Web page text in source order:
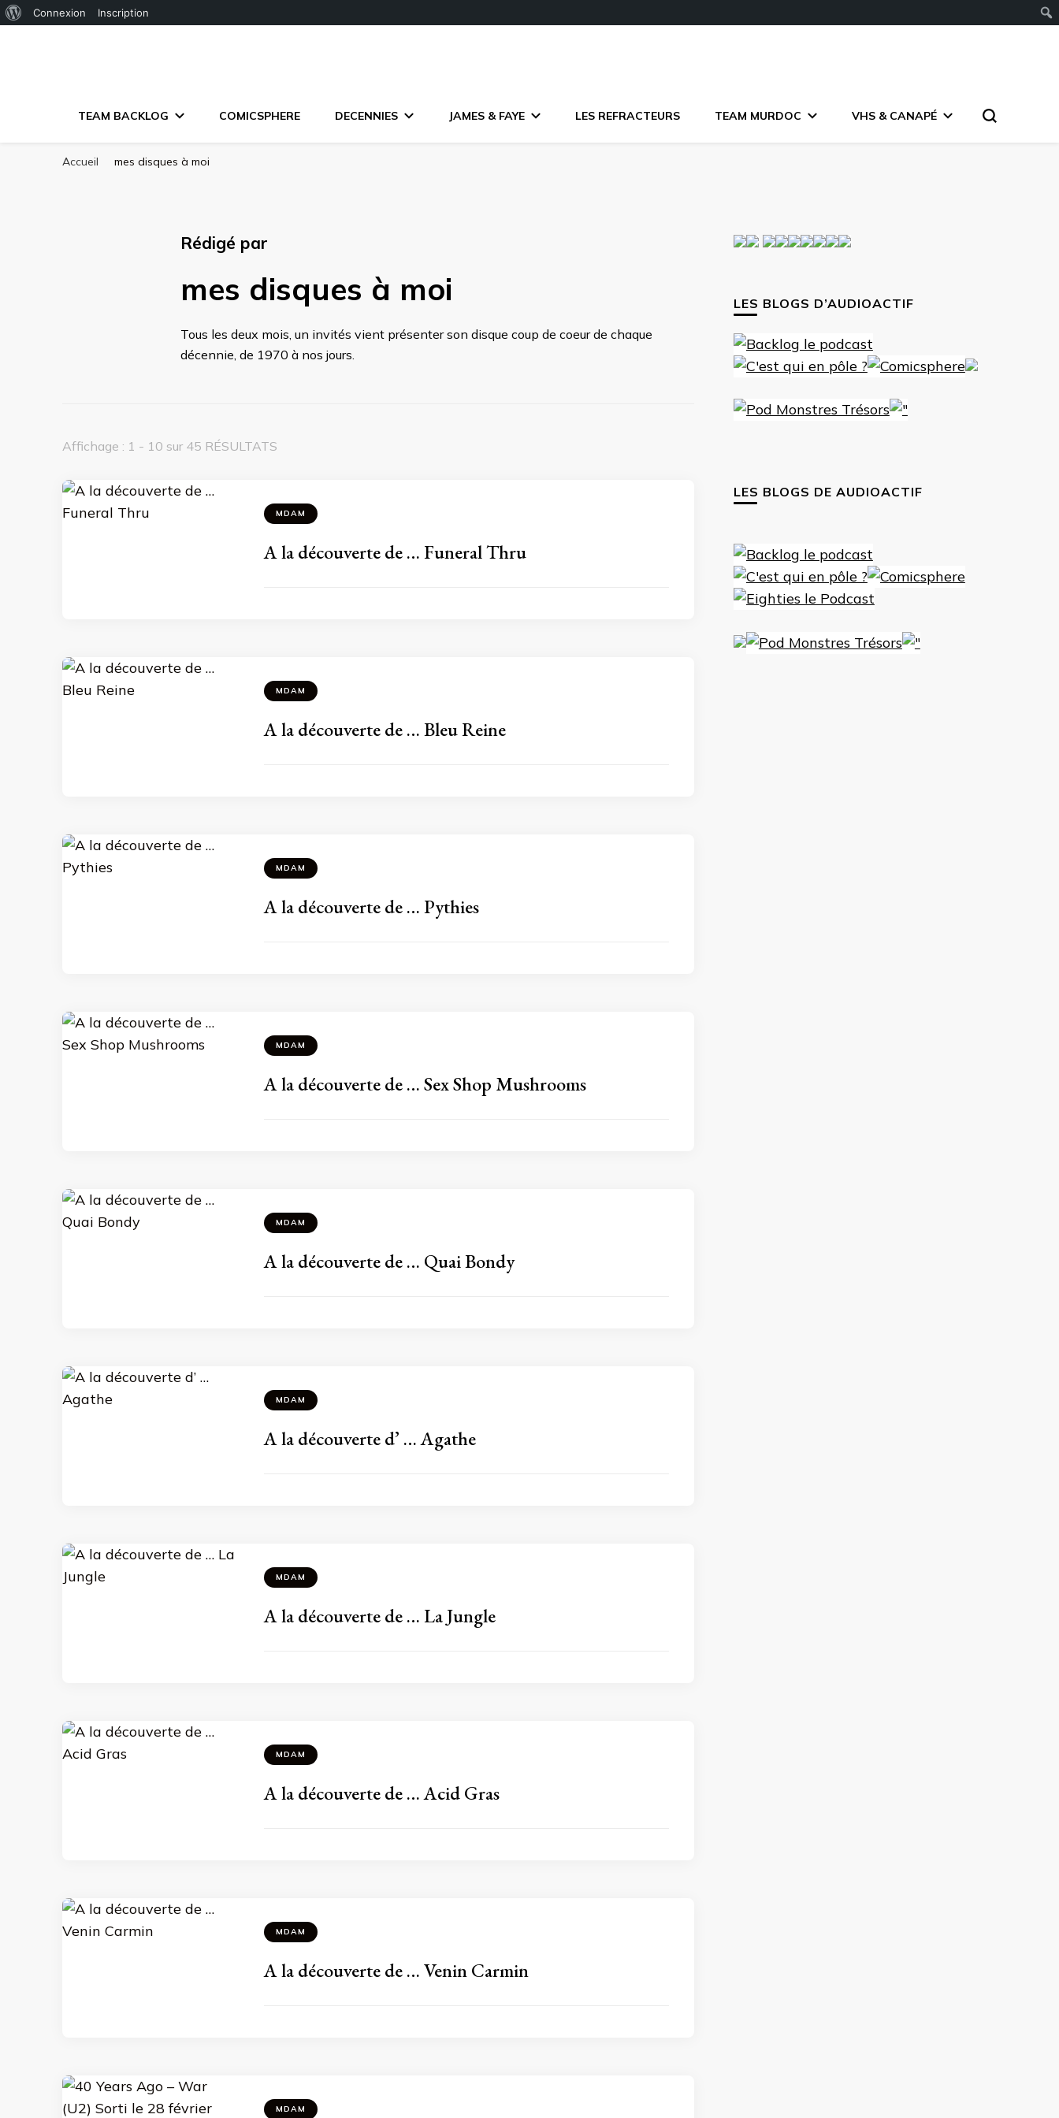
Connexion Inscription
TEAM BACKLOG COMICSPHERE DECENNIES JAMES & FAYE LES REFRACTEURS TEAM MURDOC VHS & CANAPÉ
Accueil mes disques à moi
Rédigé par
mes disques à moi
Tous les deux mois, un invités vient présenter son disque coup de coeur de chaque
décennie, de 1970 à nos jours.
Affichage : 1 - 10 sur 45 RÉSULTATS
MDAM
A la découverte de … Funeral Thru
MDAM
A la découverte de … Bleu Reine
MDAM
A la découverte de … Pythies
MDAM
A la découverte de … Sex Shop Mushrooms
MDAM
A la découverte de … Quai Bondy
MDAM
A la découverte d’ … Agathe
MDAM
A la découverte de … La Jungle
MDAM
A la découverte de … Acid Gras
MDAM
A la découverte de … Venin Carmin
MDAM
LES BLOGS D’AUDIOACTIF
LES BLOGS DE AUDIOACTIF